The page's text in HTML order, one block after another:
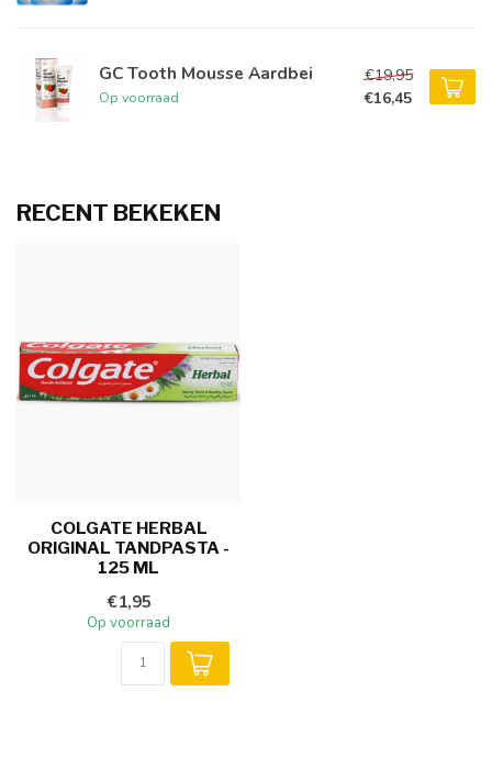
GC Tooth Mousse Aardbei
Op voorraad
€19,95
€16,45
RECENT BEKEKEN
COLGATE HERBAL
ORIGINAL TANDPASTA -
125 ML
€1,95
Op voorraad